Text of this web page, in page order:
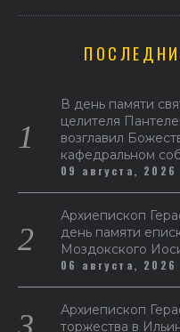
В день памяти
целителя
возглавил
кафедральном
09 августа, 2026
Архиепископ
день памяти
Моздокского
06 августа, 2026
Архиепископ
торжества в